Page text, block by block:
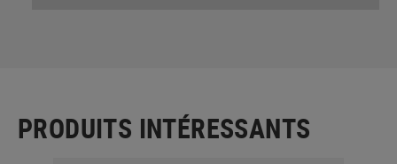
PRODUITS INTÉRESSANTS